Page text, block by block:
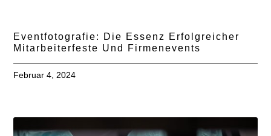
Eventfotografie: Die Essenz Erfolgreicher
Mitarbeiterfeste Und Firmenevents
Februar 4, 2024